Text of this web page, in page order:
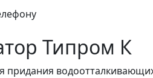
Типром К
придания